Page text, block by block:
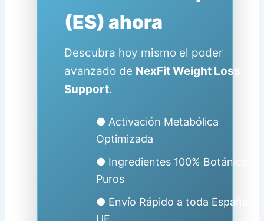
(ES) ahora
Descubra hoy mismo el poder
avanzado de NexFit Weight Loss
Support.
● Activación Metabólica
Optimizada
● Ingredientes 100% Botánicos
Puros
● Envío Rápido a toda España y